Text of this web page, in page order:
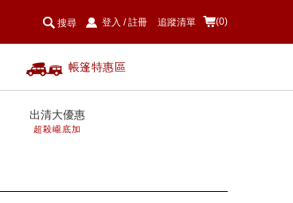
(0)
登入 / 註冊 追蹤清單
帳篷特惠區
搜尋
出清大優惠
超殺巄底加